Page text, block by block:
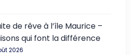
de rêve à l’île Maurice –
qui font la différence
2026